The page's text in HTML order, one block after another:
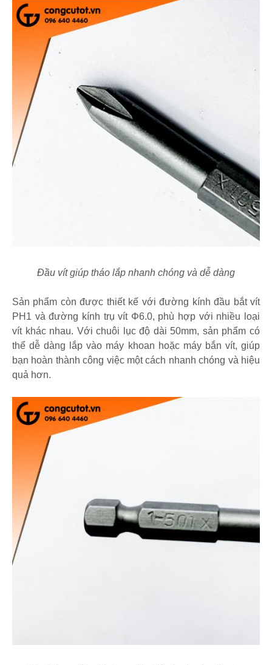
Đầu vít giúp tháo lắp nhanh chóng và dễ dàng
Sản phẩm còn được thiết kế với đường kính đầu bắt vít
PH1 và đường kính trụ vít Φ6.0, phù hợp với nhiều loại
vít khác nhau. Với chuôi lục độ dài 50mm, sản phẩm có
thể dễ dàng lắp vào máy khoan hoặc máy bắn vít, giúp
bạn hoàn thành công việc một cách nhanh chóng và hiệu
quả hơn.